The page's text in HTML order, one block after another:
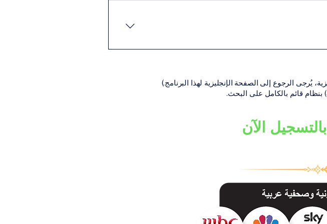
بمستوى البرنامج.قد تشمل المتطلبات الأساسية عادةً ما
على الشهادة أو الدرجة الأكاديمية المناسبة للبرنامج،
يُرجى الرجوع إلى الصفحة الإنجليزية لهذا البرنامج.)
بنظام قائم بالكامل على البحث.
الآن